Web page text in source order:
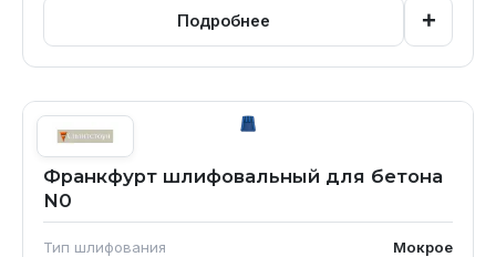
Подробнее +
Франкфурт шлифовальный для бетона
N0
Тип шлифования
Мокрое